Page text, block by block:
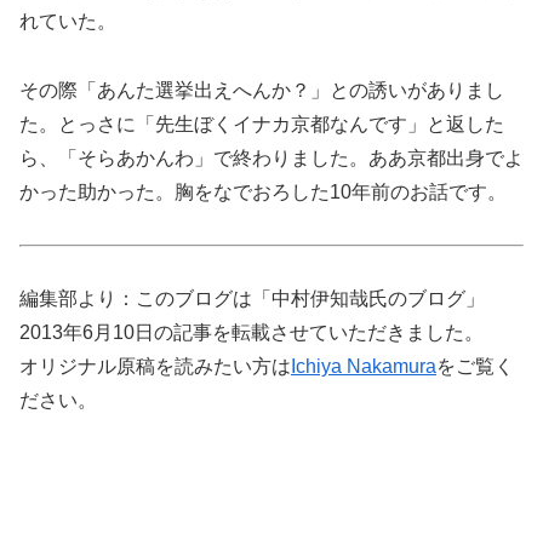
れていた。
その際「あんた選挙出えへんか？」との誘いがありまし
た。とっさに「先生ぼくイナカ京都なんです」と返した
ら、「そらあかんわ」で終わりました。ああ京都出身でよ
かった助かった。胸をなでおろした10年前のお話です。
編集部より：このブログは「中村伊知哉氏のブログ」
2013年6月10日の記事を転載させていただきました。
オリジナル原稿を読みたい方は Ichiya Nakamuraをご覧く
ださい。